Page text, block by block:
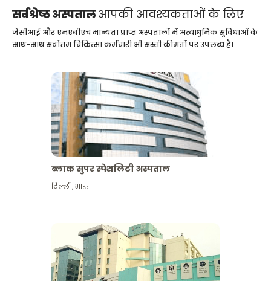
सर्वश्रेष्ठ अस्पतालआपकी आवश्यकताओं के लिए
जेसीआई और एनएबीएच मान्यता प्राप्त अस्पतालों में अत्याधुनिक सुविधाओं के
साथ-साथ सर्वोत्तम चिकित्सा कर्मचारी भी सस्ती कीमतों पर उपलब्ध हैं।
ब्लाक सुपर स्पेशलिटी अस्पताल
दिल्ली,भारत